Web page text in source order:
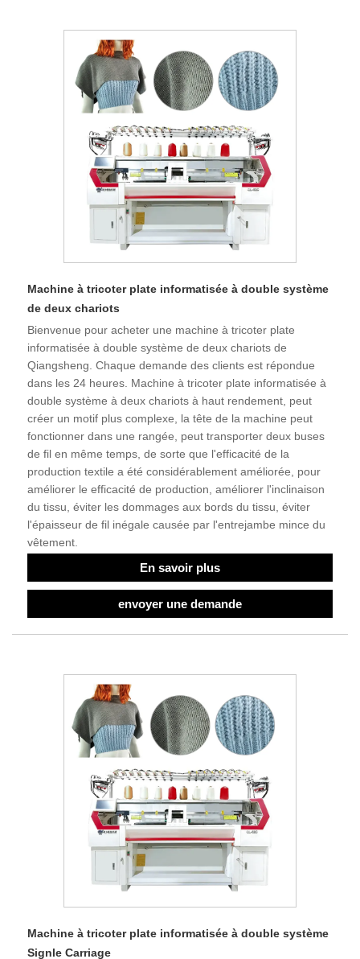
Machine à tricoter plate informatisée à double système
de deux chariots
Bienvenue pour acheter une machine à tricoter plate
informatisée à double système de deux chariots de
Qiangsheng. Chaque demande des clients est répondue
dans les 24 heures. Machine à tricoter plate informatisée à
double système à deux chariots à haut rendement, peut
créer un motif plus complexe, la tête de la machine peut
fonctionner dans une rangée, peut transporter deux buses
de fil en même temps, de sorte que l'efficacité de la
production textile a été considérablement améliorée, pour
améliorer le efficacité de production, améliorer l'inclinaison
du tissu, éviter les dommages aux bords du tissu, éviter
l'épaisseur de fil inégale causée par l'entrejambe mince du
vêtement.
En savoir plus
envoyer une demande
Machine à tricoter plate informatisée à double système
Signle Carriage